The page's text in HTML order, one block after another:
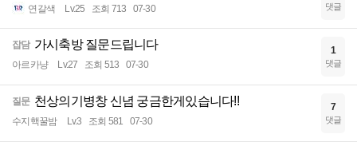
연갈색 Lv.25 조회 713 07-30 댓글
잡담 가시축방 질문드립니다
아르카냥 Lv.27 조회 513 07-30
1
댓글
질문 천상의기병창 신념 궁금한게있습니다!!
수지핵꿀밤 Lv.3 조회 581 07-30
7
댓글